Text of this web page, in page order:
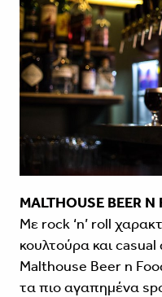
MALTHOUSE BEER N
Με rock ‘n’ roll
κουλτούρα και
Malthouse Beer n
τα πιο αγαπημένα